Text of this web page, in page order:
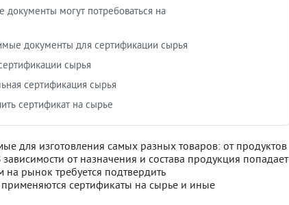
документы могут потребоваться на
документы для сертификации сырья
сырья
сертификация сырья
сертификат на сырье
для изготовления самых разных товаров: от продуктов
от назначения и состава продукция попадает
рынок требуется подтвердить
применяются сертификаты на сырье и иные